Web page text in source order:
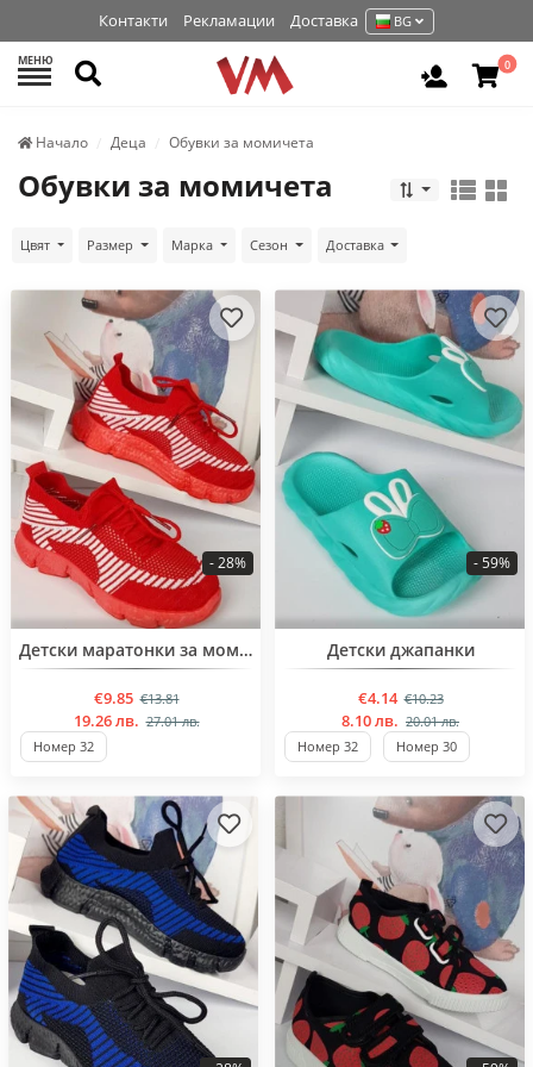
Контакти Рекламации Доставка BG
МЕНЮ Търси Вход /0
Начало Деца Обувки за момичета
Обувки за момичета
Цвят Размер Марка Сезон Доставка
BESTSELLERДетски маратонки за момичета
€9.85 €13.81
- 28%
19.26 лв. 27.01 лв.
Номер 32
BESTSELLER
Детски джапанки
€4.14 €10.23
- 59%
8.10 лв. 20.01 лв.
Номер 32
Номер 30